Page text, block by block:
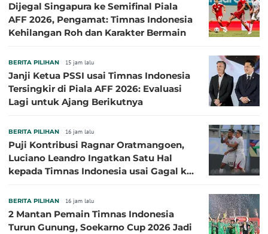
Dijegal Singapura ke Semifinal Piala
AFF 2026, Pengamat: Timnas Indonesia
Kehilangan Roh dan Karakter Bermain
BERITA PILIHAN 15 jam lalu
Janji Ketua PSSI usai Timnas Indonesia
Tersingkir di Piala AFF 2026: Evaluasi
Lagi untuk Ajang Berikutnya
BERITA PILIHAN 16 jam lalu
Puji Kontribusi Ragnar Oratmangoen,
Luciano Leandro Ingatkan Satu Hal
kepada Timnas Indonesia usai Gagal ke
BERITA PILIHAN 16 jam lalu
2 Mantan Pemain Timnas Indonesia
Turun Gunung, Soekarno Cup 2026 Jadi